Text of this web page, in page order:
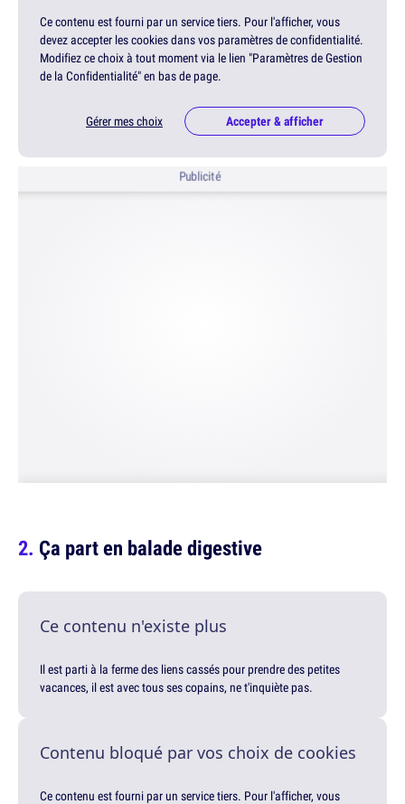
Ce contenu est fourni par un service tiers. Pour l'afficher, vous
devez accepter les cookies dans vos paramètres de confidentialité.
Modifiez ce choix à tout moment via le lien "Paramètres de Gestion
de la Confidentialité" en bas de page.
Gérer mes choix Accepter & afficher
Publicité
Ça part en balade digestive
Ce contenu n'existe plus
Il est parti à la ferme des liens cassés pour prendre des petites
vacances, il est avec tous ses copains, ne t'inquiète pas.
Contenu bloqué par vos choix de cookies
Ce contenu est fourni par un service tiers. Pour l'afficher, vous